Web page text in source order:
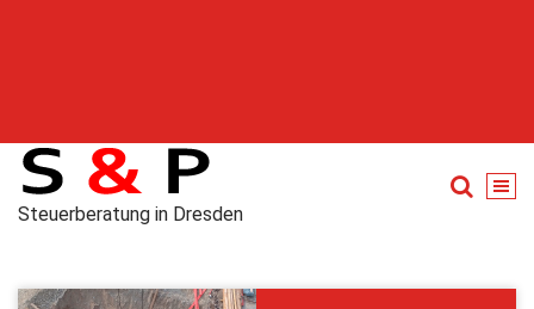
Steuerberatung in Dresden